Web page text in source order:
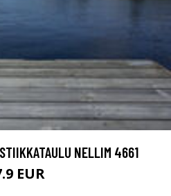
NELLIM 4661
EUR